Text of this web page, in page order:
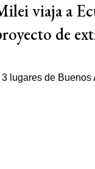
viaja a
de